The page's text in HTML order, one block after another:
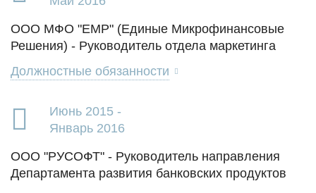
ООО МФО "ЕМР" (Единые Микрофинансовые
Решения) - Руководитель отдела маркетинга
Должностные обязанности
Июнь 2015 -
Январь 2016
ООО "РУСОФТ" - Руководитель направления
Департамента развития банковских продуктов